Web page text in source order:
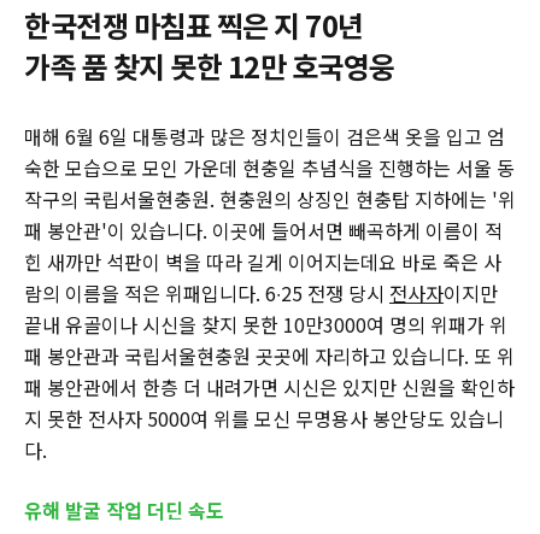
한국전쟁 마침표 찍은 지 70년
가족 품 찾지 못한 12만 호국영웅
매해 6월 6일 대통령과 많은 정치인들이 검은색 옷을 입고 엄
숙한 모습으로 모인 가운데 현충일 추념식을 진행하는 서울 동
작구의 국립서울현충원. 현충원의 상징인 현충탑 지하에는 '위
패 봉안관'이 있습니다. 이곳에 들어서면 빼곡하게 이름이 적
힌 새까만 석판이 벽을 따라 길게 이어지는데요 바로 죽은 사
람의 이름을 적은 위패입니다. 6∙25 전쟁 당시 전사자이지만
끝내 유골이나 시신을 찾지 못한 10만3000여 명의 위패가 위
패 봉안관과 국립서울현충원 곳곳에 자리하고 있습니다. 또 위
패 봉안관에서 한층 더 내려가면 시신은 있지만 신원을 확인하
지 못한 전사자 5000여 위를 모신 무명용사 봉안당도 있습니
다.
유해 발굴 작업 더딘 속도